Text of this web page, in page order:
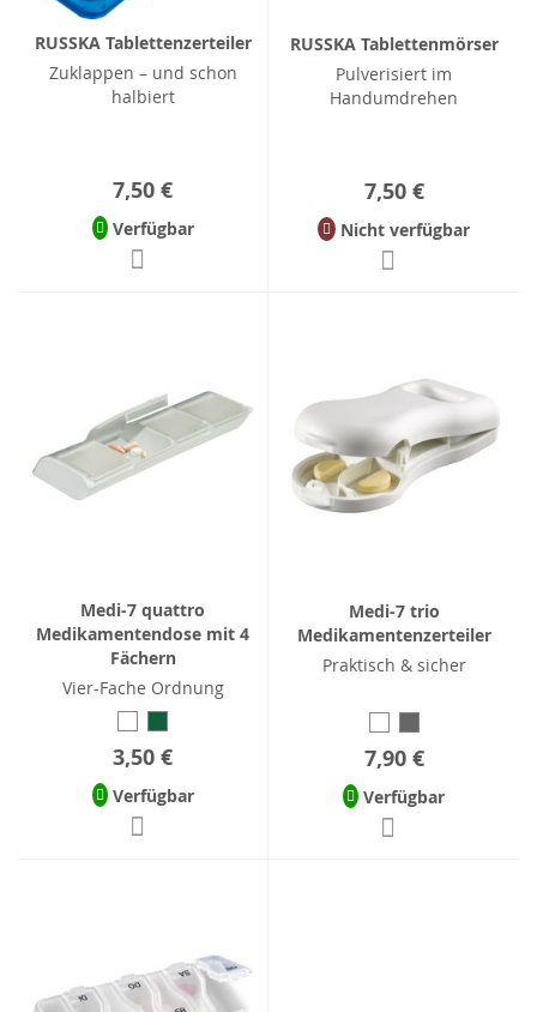
RUSSKA Tablettenzerteiler
Zuklappen – und schon
halbiert
7,50 €
Verfügbar
RUSSKA Tablettenmörser
Pulverisiert im
Handumdrehen
7,50 €
Nicht verfügbar
Medi-7 quattro
Medikamentendose mit 4
Fächern
Vier-Fache Ordnung
3,50 €
Verfügbar
Medi-7 trio
Medikamentenzerteiler
Praktisch & sicher
7,90 €
Verfügbar